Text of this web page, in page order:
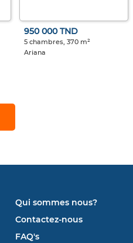
950 000 TND
5 chambres, 370 m²
Ariana
Qui sommes nous?
Contactez-nous
FAQ's